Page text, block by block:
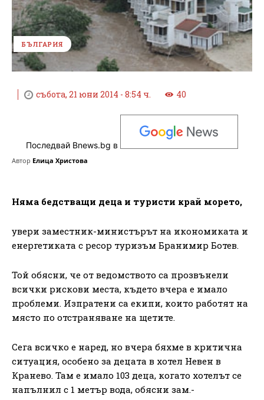
БЪЛГАРИЯ
събота, 21 юни 2014 - 8:54 ч. 40
Последвай Bnews.bg в
Автор Елица Христова
Няма бедстващи деца и туристи край морето,
увери заместник-министърът на икономиката и
енергетиката с ресор туризъм Бранимир Ботев.
Той обясни, че от ведомството са прозвънели
всички рискови места, където вчера е имало
проблеми. Изпратени са екипи, които работят на
място по отстраняване на щетите.
Сега всичко е наред, но вчера бяхме в критична
ситуация, особено за децата в хотел Невен в
Кранево. Там е имало 103 деца, когато хотелът се
напълнил с 1 метър вода, обясни зам.-